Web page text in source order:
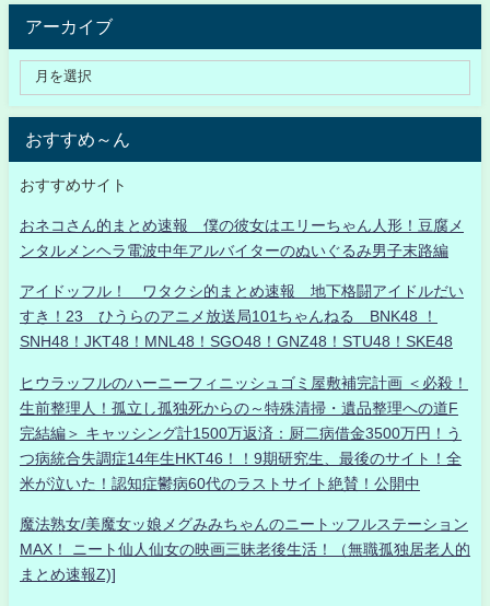
アーカイブ
おすすめ～ん
おすすめサイト
おネコさん的まとめ速報 僕の彼女はエリーちゃん人形！豆腐メ
ンタルメンヘラ電波中年アルバイターのぬいぐるみ男子末路編
アイドッフル！ ワタクシ的まとめ速報 地下格闘アイドルだい
すき！23 ひうらのアニメ放送局101ちゃんねる BNK48 ！
SNH48！JKT48！MNL48！SGO48！GNZ48！STU48！SKE48
ヒウラッフルのハーニーフィニッシュゴミ屋敷補完計画 ＜必殺！
生前整理人！孤立し孤独死からの～特殊清掃・遺品整理への道F
完結編＞ キャッシング計1500万返済：厨二病借金3500万円！う
つ病統合失調症14年生HKT46！！9期研究生、最後のサイト！全
米が泣いた！認知症鬱病60代のラストサイト絶賛！公開中
魔法熟女/美魔女ッ娘メグみみちゃんのニートッフルステーション
MAX！ ニート仙人仙女の映画三昧老後生活！（無職孤独居老人的
まとめ速報Z)]